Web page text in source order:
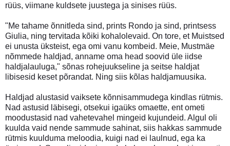
rüüs, viimane kuldsete juustega ja sinises rüüs.
"Me tahame õnnitleda sind, prints Rondo ja sind, printsess
Giulia, ning tervitada kõiki kohalolevaid. On tore, et Muistsed
ei unusta üksteist, ega omi vanu kombeid. Meie, Mustmäe
nõmmede haldjad, anname oma head soovid üle iidse
haldjalauluga," sõnas rohejuukseline ja seitse haldjat
libisesid keset põrandat. Ning siis kõlas haldjamuusika.
Haldjad alustasid vaiksete kõnnisammudega kindlas rütmis.
Nad astusid läbisegi, otsekui igaüks omaette, ent ometi
moodustasid nad vahetevahel mingeid kujundeid. Algul oli
kuulda vaid nende sammude sahinat, siis hakkas sammude
rütmis kuulduma meloodia, kuigi nad ei laulnud, ega ka